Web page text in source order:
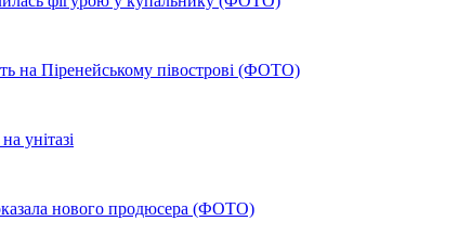
на Піренейському півострові (ФОТО)
унітазі
нового продюсера (ФОТО)